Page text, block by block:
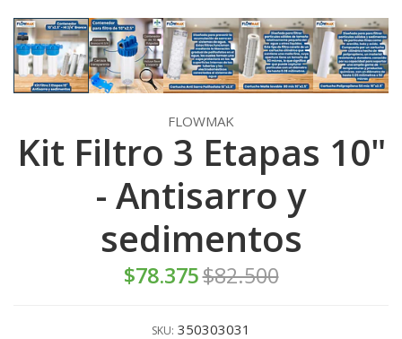
FLOWMAK
Kit Filtro 3 Etapas 10"
- Antisarro y
sedimentos
$78.375$82.500
SKU: 350303031